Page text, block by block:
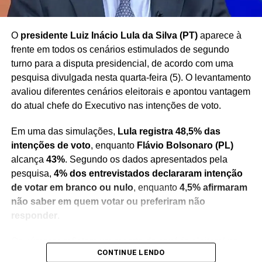
O presidente Luiz Inácio Lula da Silva (PT)aparece à
frente em todos os cenários estimulados de segundo
turno para a disputa presidencial, de acordo com uma
pesquisa divulgada nesta quarta-feira (5). O levantamento
avaliou diferentes cenários eleitorais e apontou vantagem
do atual chefe do Executivo nas intenções de voto.
Em uma das simulações, Lula registra 48,5% das
intenções de voto, enquanto Flávio Bolsonaro (PL)
alcança 43%. Segundo os dados apresentados pela
pesquisa, 4% dos entrevistados declararam intenção
de votar em branco ou nulo, enquanto 4,5% afirmaram
não saber em quem votar ou preferiram não
Os números refletem um recorte do cenário eleitoral no
momento da realização do levantamento e servem como
CONTINUE LENDO